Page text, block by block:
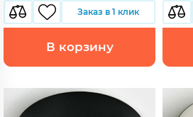
Заказ в 1 клик
В корзину